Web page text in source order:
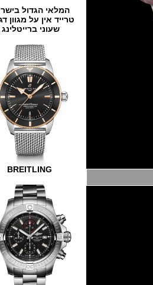
המלאי הגדול בישראל
טרייד אין על מגוון דגמים
שעוני ברייטלינג
BREITLING